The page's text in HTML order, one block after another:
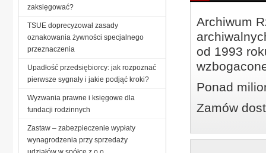
Archiwum
od 1993
Ponad
Zamów
zaksięgować?
TSUE doprecyzował zasady
oznakowania żywności specjalnego
przeznaczenia
Upadłość przedsiębiorcy: jak rozpoznać
pierwsze sygnały i jakie podjąć kroki?
Wyzwania prawne i księgowe dla
fundacji rodzinnych
Zastaw – zabezpieczenie wypłaty
wynagrodzenia przy sprzedaży